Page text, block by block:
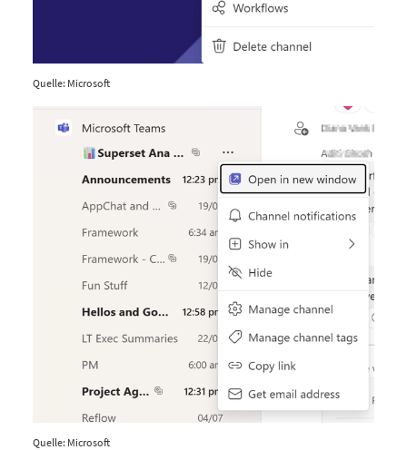
Quelle: Microsoft
Quelle: Microsoft